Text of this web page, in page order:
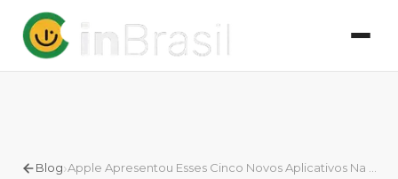
Blog›